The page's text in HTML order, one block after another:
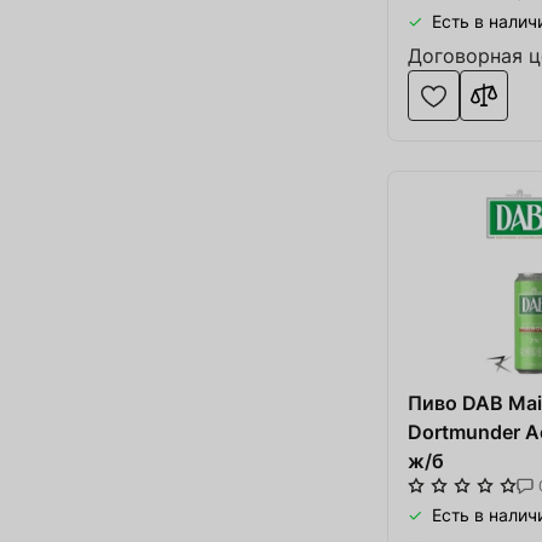
Есть в
Договорная
Пиво DAB
Dortmunder
ж/б
Есть в
Товар добавлен в
В корзине 0